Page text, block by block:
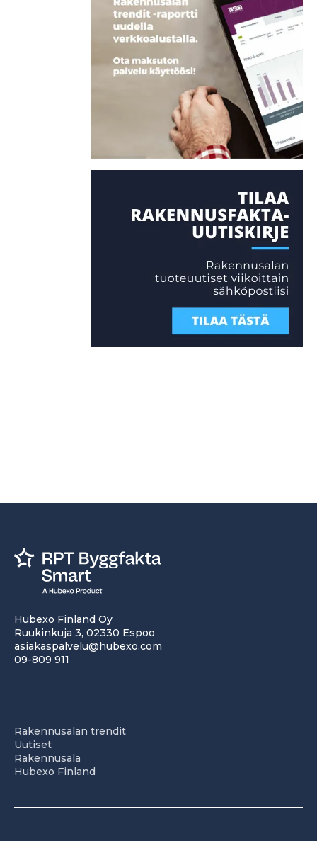
Hubexo Finland Oy
Ruukinkuja 3, 02330 Espoo
asiakaspalvelu@hubexo.com
09-809 911
Rakennusalan trendit
Uutiset
Rakennusala
Hubexo Finland